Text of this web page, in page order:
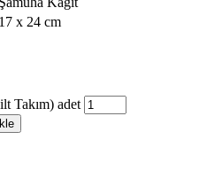
17 x 24 cm
Takım) adet